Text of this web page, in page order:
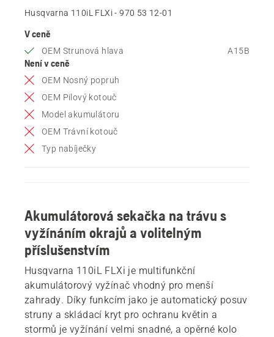
Husqvarna 110iL FLXi - 970 53 12‑01
V ceně
OEM Strunová hlava A15B
Není v ceně
OEM Nosný popruh
OEM Pilový kotouč
Model akumulátoru
OEM Trávní kotouč
Typ nabíječky
Akumulátorová sekačka na trávu s
vyžínáním okrajů a volitelným
příslušenstvím
Husqvarna 110iL FLXi je multifunkční
akumulátorový vyžínač vhodný pro menší
zahrady. Díky funkcím jako je automatický posuv
struny a skládací kryt pro ochranu květin a
stormů je vyžínání velmi snadné, a opěrné kolo